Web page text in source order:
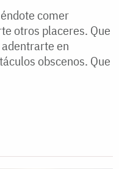
comer
otros placeres. Que
en
obscenos. Que